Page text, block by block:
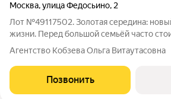
Москва,улица Федосьино, 2
Лот №49117502. Золотая середина:
жизни. Перед большой семьёй часто
просторная квартира в шумном доме или
высокими расходами на содержание и
инфраструктуры. ЖК «Мой адрес
Агентство Кобзева Ольга Витаутасовна
Позвонить